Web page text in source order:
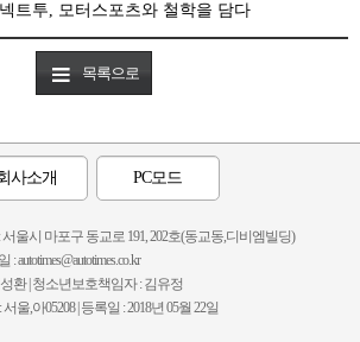
트투, 모터스포츠와 철학을 담다
목록으로
사소개 PC모드
서울시 마포구 동교로 191, 202호(동교동,디비엠빌딩)
autotimes@autotimes.co.kr
환 | 청소년보호책임자 : 김유정
울,아05208 | 등록일 : 2018년 05월 22일